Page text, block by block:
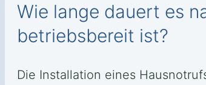
Wie lange dauert es
betriebsbereit ist?
Die Installation eines